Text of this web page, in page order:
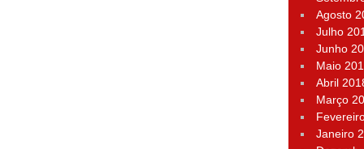
Agosto
Julho
Junho
Maio
Abril
Março
Janeiro